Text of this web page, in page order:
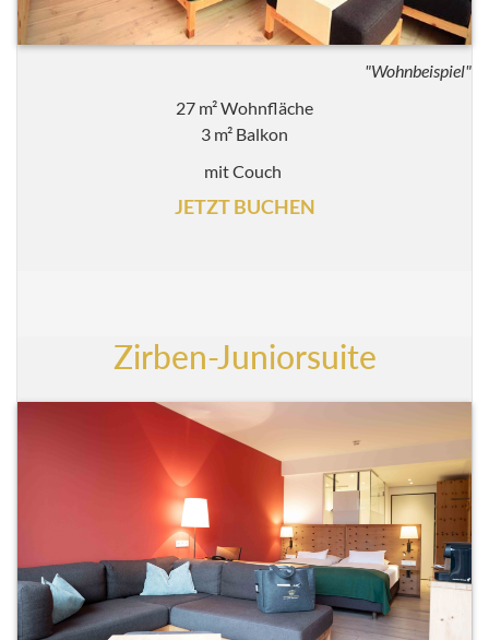
"Wohnbeispiel"
27 m² Wohnfläche
3 m² Balkon
mit Couch
JETZT BUCHEN
Zirben-Juniorsuite